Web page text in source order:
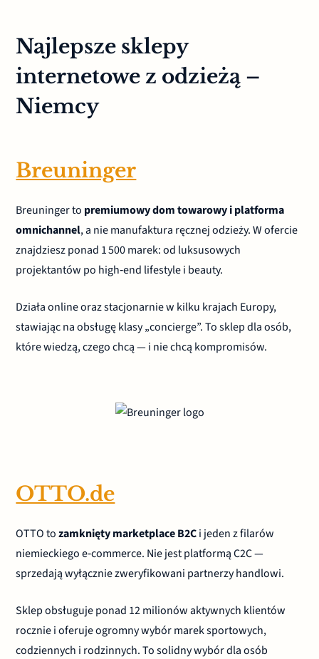
Najlepsze sklepy
internetowe z odzieżą –
Niemcy
Breuninger
Breuninger to premiumowy dom towarowy i platforma
omnichannel, a nie manufaktura ręcznej odzieży. W ofercie
znajdziesz ponad 1 500 marek: od luksusowych
projektantów po high‑end lifestyle i beauty.
Działa online oraz stacjonarnie w kilku krajach Europy,
stawiając na obsługę klasy „concierge”. To sklep dla osób,
które wiedzą, czego chcą — i nie chcą kompromisów.
OTTO.de
OTTO tozamknięty marketplace B2Ci jeden z filarów
niemieckiego e‑commerce. Nie jest platformą C2C —
sprzedają wyłącznie zweryfikowani partnerzy handlowi.
Sklep obsługuje ponad 12 milionów aktywnych klientów
rocznie i oferuje ogromny wybór marek sportowych,
codziennych i rodzinnych. To solidny wybór dla osób